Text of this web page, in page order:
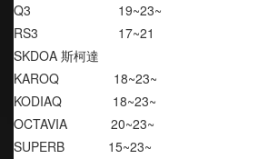
Q3                        19~23~
RS3                      17~21
SKDOA 斯柯達
KAROQ               18~23~
KODIAQ              18~23~
OCTAVIA            20~23~
SUPERB            15~23~